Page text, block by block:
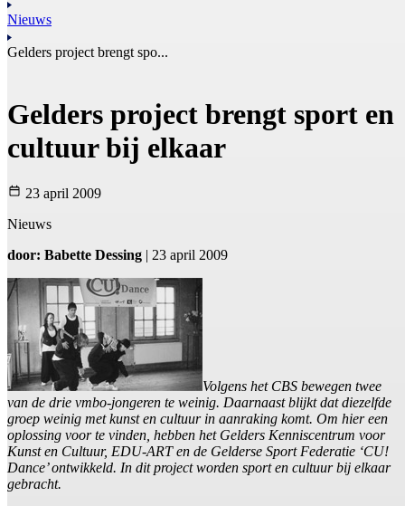
Nieuws
Gelders project brengt spo...
Gelders project brengt sport en
cultuur bij elkaar
23 april 2009
Nieuws
door: Babette Dessing | 23 april 2009
Volgens het CBS bewegen twee
van de drie vmbo-jongeren te weinig. Daarnaast blijkt dat diezelfde
groep weinig met kunst en cultuur in aanraking komt. Om hier een
oplossing voor te vinden, hebben het Gelders Kenniscentrum voor
Kunst en Cultuur, EDU-ART en de Gelderse Sport Federatie ‘CU!
Dance’ ontwikkeld. In dit project worden sport en cultuur bij elkaar
gebracht.